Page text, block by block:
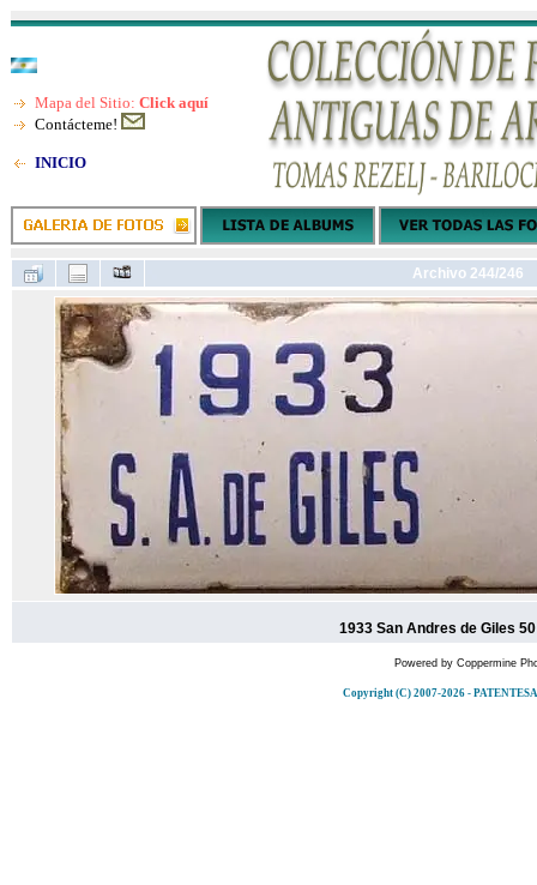
Mapa del Sitio: Click aquí
Contácteme!
INICIO
Archivo 244/246
1933 San Andres de Giles
Powered by Coppermine
Copyright (C) 2007-2026 -